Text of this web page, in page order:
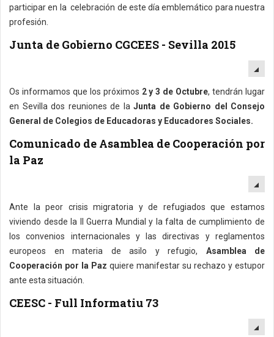
participar en la celebración de este día emblemático para nuestra
profesión.
Junta de Gobierno CGCEES - Sevilla 2015
Os informamos que los próximos 2 y 3 de Octubre, tendrán lugar
en Sevilla dos reuniones de la Junta de Gobierno del Consejo
General de Colegios de Educadoras y Educadores Sociales.
Comunicado de Asamblea de Cooperación por
la Paz
Ante la peor crisis migratoria y de refugiados que estamos
viviendo desde la II Guerra Mundial y la falta de cumplimiento de
los convenios internacionales y las directivas y reglamentos
europeos en materia de asilo y refugio, Asamblea de
Cooperación por la Paz quiere manifestar su rechazo y estupor
ante esta situación.
CEESC - Full Informatiu 73